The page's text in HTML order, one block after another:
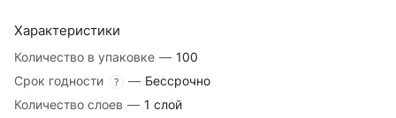
Характеристики
Количество в упаковке — 100
Срок годности
? — Бессрочно
Количество слоев — 1 слой